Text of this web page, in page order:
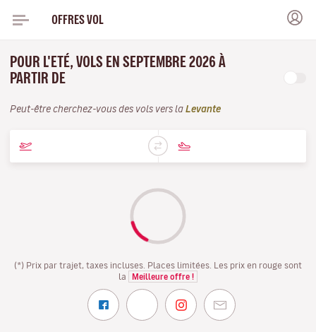
OFFRES VOL
POUR L'ETÉ, VOLS EN SEPTEMBRE 2026 À
PARTIR DE
Peut-être cherchez-vous des vols vers la Levante
(*) Prix par trajet, taxes incluses. Places limitées. Les prix en rouge sont
la
Meilleure offre !